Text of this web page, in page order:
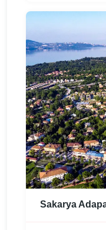
Sakarya